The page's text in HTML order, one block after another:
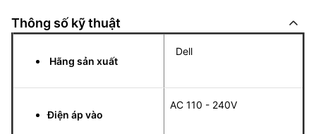
Thông số kỹ thuật
Hãng sản xuất
Dell
Điện áp vào
AC 110 - 240V